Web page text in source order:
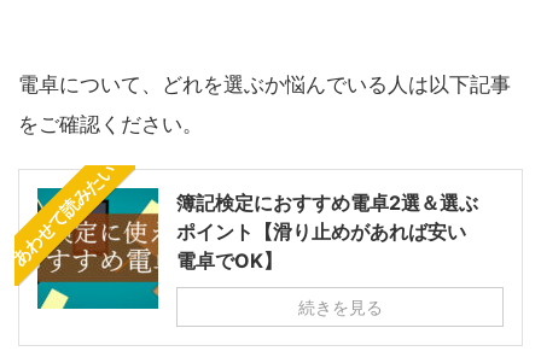
電卓について、どれを選ぶか悩んでいる人は以下記事
をご確認ください。
あわせて読みたい
簿記検定におすすめ電卓2選＆選ぶ
ポイント【滑り止めがあれば安い
電卓でOK】
続きを見る